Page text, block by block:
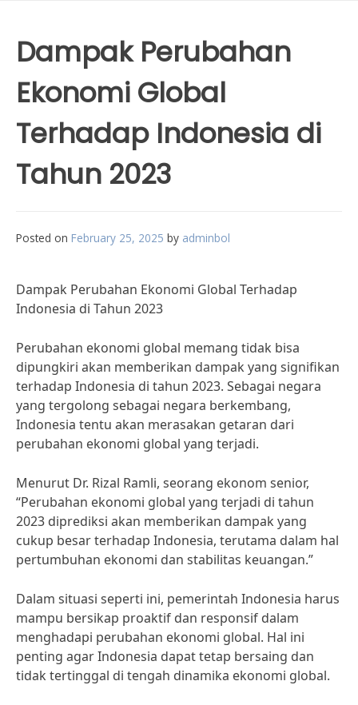
Dampak Perubahan
Ekonomi Global
Terhadap Indonesia di
Tahun 2023
Posted on February 25, 2025 by adminbol
Dampak Perubahan Ekonomi Global Terhadap
Indonesia di Tahun 2023
Perubahan ekonomi global memang tidak bisa
dipungkiri akan memberikan dampak yang signifikan
terhadap Indonesia di tahun 2023. Sebagai negara
yang tergolong sebagai negara berkembang,
Indonesia tentu akan merasakan getaran dari
perubahan ekonomi global yang terjadi.
Menurut Dr. Rizal Ramli, seorang ekonom senior,
“Perubahan ekonomi global yang terjadi di tahun
2023 diprediksi akan memberikan dampak yang
cukup besar terhadap Indonesia, terutama dalam hal
pertumbuhan ekonomi dan stabilitas keuangan.”
Dalam situasi seperti ini, pemerintah Indonesia harus
mampu bersikap proaktif dan responsif dalam
menghadapi perubahan ekonomi global. Hal ini
penting agar Indonesia dapat tetap bersaing dan
tidak tertinggal di tengah dinamika ekonomi global.